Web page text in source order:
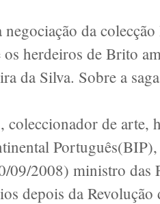
da
herdeiros de Brito
da Silva. Sobre a
coleccionador de
09/2008) ministro das
depois da